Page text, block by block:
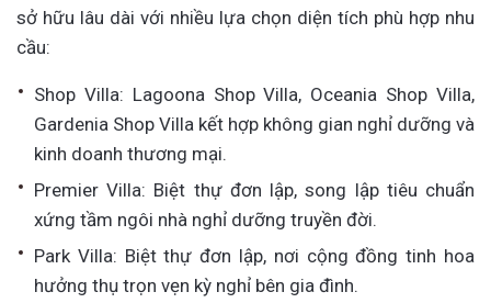
sở hữu lâu dài với nhiều lựa chọn diện tích phù hợp nhu
cầu:
Shop Villa: Lagoona Shop Villa, Oceania Shop Villa,
Gardenia Shop Villa kết hợp không gian nghỉ dưỡng và
kinh doanh thương mại.
Premier Villa: Biệt thự đơn lập, song lập tiêu chuẩn
xứng tầm ngôi nhà nghỉ dưỡng truyền đời.
Park Villa: Biệt thự đơn lập, nơi cộng đồng tinh hoa
hưởng thụ trọn vẹn kỳ nghỉ bên gia đình.